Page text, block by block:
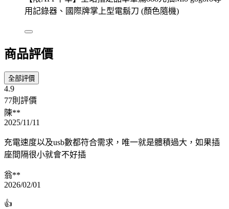
用記錄器、國際牌掌上型電鬍刀 (顏色隨機)
商品評價
全部評價
4.9
77則評價
陳**
2025/11/11
充電速度以及usb數都符合需求，唯一就是體積過大，如果插
座間隔很小就會不好插
翁**
2026/02/01
👍